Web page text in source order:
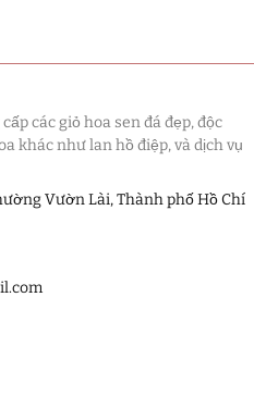
(33)
(507)
các giỏ hoa sen đá đẹp, độc
khác như lan hồ điệp, và dịch vụ
Vườn Lài, Thành phố Hồ Chí